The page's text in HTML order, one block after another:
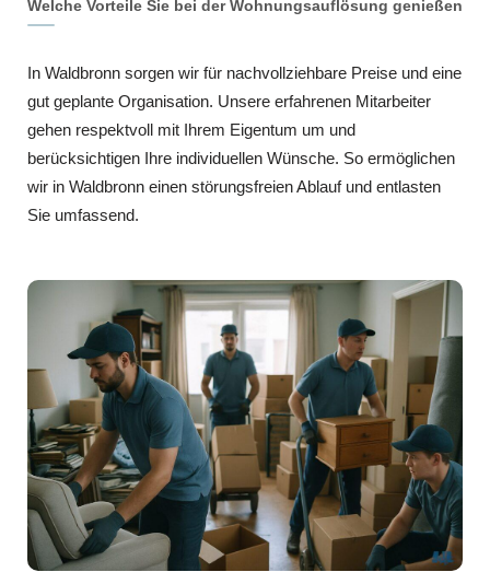
Welche Vorteile Sie bei der Wohnungsauflösung genießen
In Waldbronn sorgen wir für nachvollziehbare Preise und eine
gut geplante Organisation. Unsere erfahrenen Mitarbeiter
gehen respektvoll mit Ihrem Eigentum um und
berücksichtigen Ihre individuellen Wünsche. So ermöglichen
wir in Waldbronn einen störungsfreien Ablauf und entlasten
Sie umfassend.